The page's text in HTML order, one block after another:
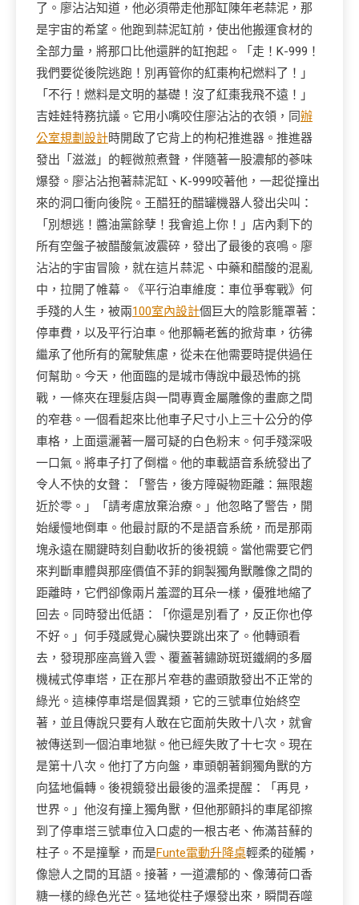
了。廖沾沾知道，他必須帶走他那缸陳年老蒜泥，那
是宇宙的希望。他跑到蒜泥缸前，使出他搬運食材的
全部力量，將那口比他還胖的缸抱起。「走！K-999！
我們要從後院逃跑！別再管你的紅棗枸杞燃料了！」
「不行！燃料是文明的基礎！沒了紅棗我飛不遠！」
吉娃娃特務抗議。它用小嘴咬住廖沾沾的衣領，同辦
公室規劃設計時開啟了它背上的枸杞推進器。推進器
發出「滋滋」的輕微煎煮聲，伴隨著一股濃郁的蔘味
爆發。廖沾沾抱著蒜泥缸、K-999咬著他，一起從撞出
來的洞口衝向後院。王醋狂的醋罐機器人發出尖叫：
「別想逃！醬油黨餘孽！我會追上你！」店內剩下的
所有空盤子被醋酸氣波震碎，發出了最後的哀鳴。廖
沾沾的宇宙冒險，就在這片蒜泥、中藥和醋酸的混亂
中，拉開了帷幕。《平行泊車維度：車位爭奪戰》何
手殘的人生，被兩100室內設計個巨大的陰影籠罩著：
停車費，以及平行泊車。他那輛老舊的掀背車，彷彿
繼承了他所有的駕駛焦慮，從未在他需要時提供過任
何幫助。今天，他面臨的是城市傳說中最恐怖的挑
戰，一條夾在理髮店與一間專賣金屬雕像的畫廊之間
的窄巷。一個看起來比他車子尺寸小上三十公分的停
車格，上面還灑著一層可疑的白色粉末。何手殘深吸
一口氣。將車子打了倒檔。他的車載語音系統發出了
令人不快的女聲：「警告，後方障礙物距離：無限趨
近於零。」「請考慮放棄治療。」他忽略了警告，開
始緩慢地倒車。他最討厭的不是語音系統，而是那兩
塊永遠在關鍵時刻自動收折的後視鏡。當他需要它們
來判斷車體與那座價值不菲的銅製獨角獸雕像之間的
距離時，它們卻像兩片羞澀的耳朵一樣，優雅地縮了
回去。同時發出低語：「你還是別看了，反正你也停
不好。」何手殘感覺心臟快要跳出來了。他轉頭看
去，發現那座高聳入雲、覆蓋著鏽跡斑斑鐵網的多層
機械式停車塔，正在那片窄巷的盡頭散發出不正常的
綠光。這棟停車塔是個異類，它的三號車位始終空
著，並且傳說只要有人敢在它面前失敗十八次，就會
被傳送到一個泊車地獄。他已經失敗了十七次。現在
是第十八次。他打了方向盤，車頭朝著銅獨角獸的方
向猛地偏轉。後視鏡發出最後的溫柔提醒：「再見，
世界。」他沒有撞上獨角獸，但他那顫抖的車尾卻擦
到了停車塔三號車位入口處的一根古老、佈滿苔蘚的
柱子。不是撞擊，而是Funte電動升降桌輕柔的碰觸，
像戀人之間的耳語。接著，一道濃郁的、像薄荷口香
糖一樣的綠色光芒。猛地從柱子爆發出來，瞬間吞噬